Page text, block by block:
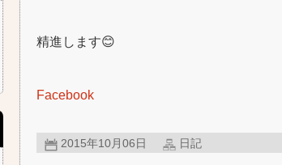
精進します😊
Facebook
2015年10月06日 日記